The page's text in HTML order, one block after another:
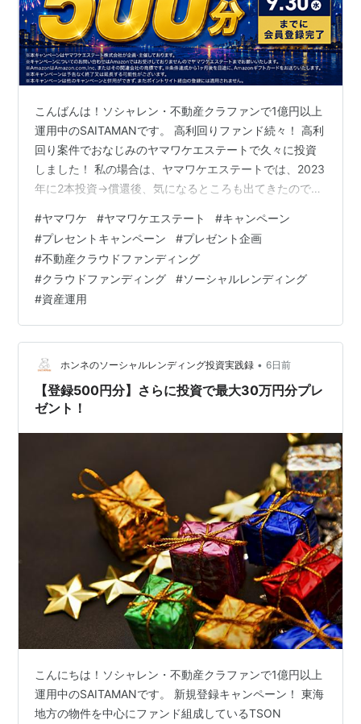
こんばんは！ソシャレン・不動産クラファンで1億円以上
運用中のSAITAMANです。 高利回りファンド続々！ 高利
回り案件でおなじみのヤマワケエステートで久々に投資
しました！ 私の場合は、ヤマワケエステートでは、2023
年に2本投資→償還後、気になるところも出てきたので長
に入って運営会社に行政処分が下されたのですが、さら
に、2026年7月25日付で、株式会社REVOLUTIONに対し
て、特別注意銘柄の指定及び上場契約違約金の徴求を行
うとの発表がありました。 上場契約違約金は1,440万円
とのことです。 ※ヤマワケエステートを運営するヤマワ
ケエス…
#ヤマワケ #ヤマワケエステート #キャンペーン
#プレセントキャンペーン #プレゼント企画
#不動産クラウドファンディング
#クラウドファンディング #ソーシャルレンディング
#資産運用
ホンネのソーシャルレンディング投資実践録 • 6日前
【登録500円分】さらに投資で最大30万円分プレ
ゼント！
こんにちは！ソシャレン・不動産クラファンで1億円以上
運用中のSAITAMANです。 新規登録キャンペーン！ 東海
地方の物件を中心にファンド組成しているTSON